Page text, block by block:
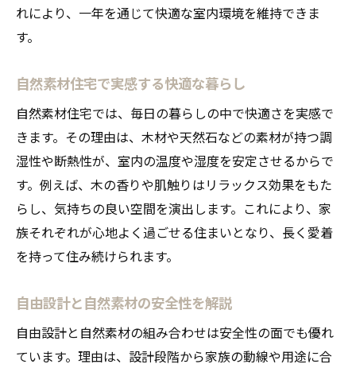
れにより、一年を通じて快適な室内環境を維持できま
す。
自然素材住宅で実感する快適な暮らし
自然素材住宅では、毎日の暮らしの中で快適さを実感で
きます。その理由は、木材や天然石などの素材が持つ調
湿性や断熱性が、室内の温度や湿度を安定させるからで
す。例えば、木の香りや肌触りはリラックス効果をもた
らし、気持ちの良い空間を演出します。これにより、家
族それぞれが心地よく過ごせる住まいとなり、長く愛着
を持って住み続けられます。
自由設計と自然素材の安全性を解説
自由設計と自然素材の組み合わせは安全性の面でも優れ
ています。理由は、設計段階から家族の動線や用途に合